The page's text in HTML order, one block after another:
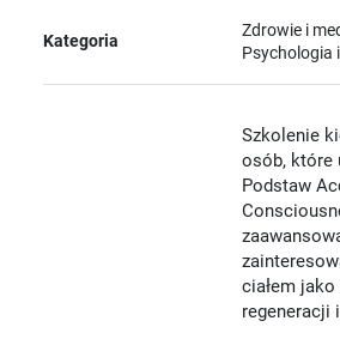
Kategoria
Zdrowie i
Psychologia
Szkolenie
osób, które
Podstaw
ciałem
regeneracji